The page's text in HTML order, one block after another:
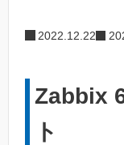
2022.12.22
Zabbix
ト